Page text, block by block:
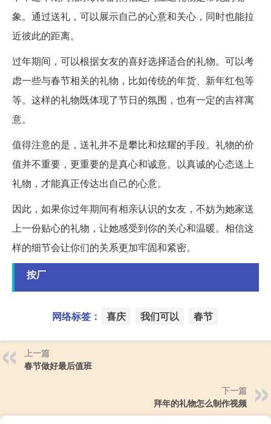
象。通过送礼，可以展示自己的心意和关心，同时也能拉
近彼此的距离。
过年期间，可以根据女友的喜好选择适合的礼物。可以考
虑一些与春节相关的礼物，比如传统的年货、新年红包等
等。这样的礼物既体现了节日的氛围，也有一定的吉祥寓
意。
值得注意的是，送礼并不是攀比和炫耀的手段。礼物的价
值并不重要，更重要的是真心和诚意。以真诚的心态送上
礼物，才能真正传达出自己的心意。
因此，如果你过年期间有相亲认识的女友，不妨为她家送
上一份贴心的礼物，让她感受到你的关心和温暖。相信这
样的细节会让你们的关系更加牢固和紧密。
按厂
网络标签： 喜庆 我们可以 春节
上一篇
春节做好最后值班
下一篇
拜年的礼物怎么制作视频